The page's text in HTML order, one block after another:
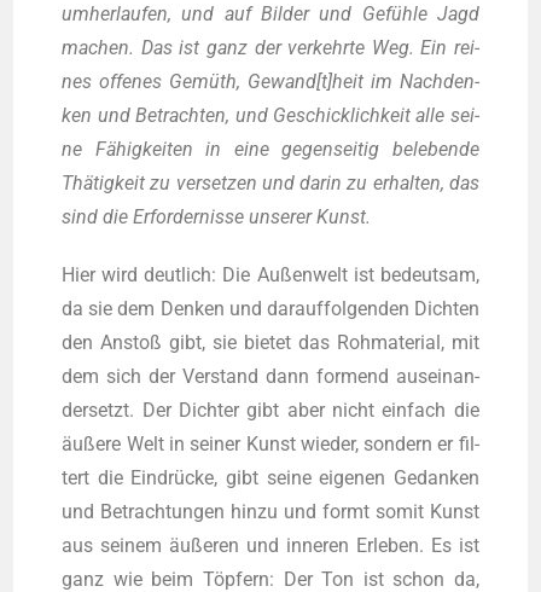
umher­lau­fen, und auf Bil­der und Gefüh­le Jagd
machen. Das ist ganz der ver­kehr­te Weg. Ein rei­
nes offe­nes Gemüth, Gewand[t]heit im Nach­den­
ken und Betrach­ten, und Geschick­lich­keit alle sei­
ne Fähig­kei­ten in eine gegen­sei­tig bele­ben­de
Thä­tig­keit zu ver­set­zen und dar­in zu erhal­ten, das
sind die Erfor­der­nis­se unse­rer Kunst.
Hier wird deut­lich: Die Außen­welt ist bedeut­sam,
da sie dem Den­ken und dar­auf­fol­gen­den Dich­ten
den Anstoß gibt, sie bie­tet das Roh­ma­te­ri­al, mit
dem sich der Ver­stand dann for­mend aus­ein­an­
der­setzt. Der Dich­ter gibt aber nicht ein­fach die
äuße­re Welt in sei­ner Kunst wie­der, son­dern er fil­
tert die Ein­drü­cke, gibt sei­ne eige­nen Gedan­ken
und Betrach­tun­gen hin­zu und formt somit Kunst
aus sei­nem äuße­ren und inne­ren Erle­ben. Es ist
ganz wie beim Töp­fern: Der Ton ist schon da,